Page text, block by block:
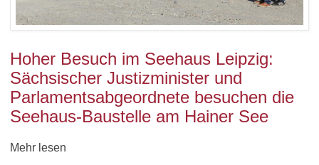
Hoher Besuch im Seehaus Leipzig:
Sächsischer Justizminister und
Parlamentsabgeordnete besuchen die
Seehaus-Baustelle am Hainer See
Mehr lesen